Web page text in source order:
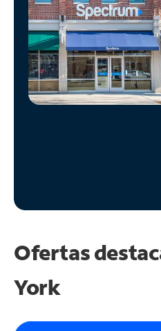
Administrar
cuenta
Encuentra
una
tienda
Ofertas
York